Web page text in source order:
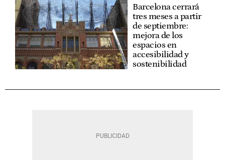
Barcelona cerrará
tres meses a partir
de septiembre:
mejora de los
espacios en
accesibilidad y
sostenibilidad